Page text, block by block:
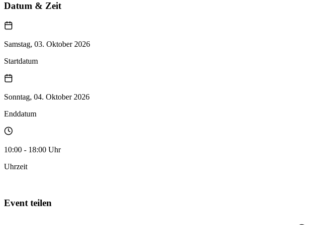
Datum & Zeit
Samstag, 03. Oktober 2026
Startdatum
Sonntag, 04. Oktober 2026
Enddatum
10:00 - 18:00 Uhr
Uhrzeit
Event teilen